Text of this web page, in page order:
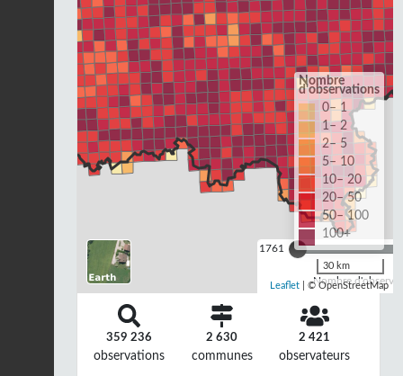
1761
Nombre
Nombre
d'observations
0– 1
1– 2
2– 5
5– 10
10– 20
20– 50
50– 100
100+
30 km
Leaflet | © OpenStreetMap
359 236
observations
2 630
communes
2 421
observateurs